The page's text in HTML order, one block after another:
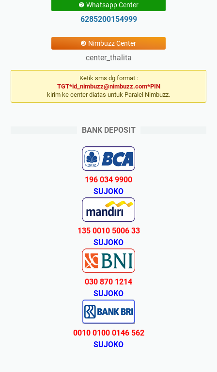
❷ Whatsapp Center
6285200154999
❸ Nimbuzz Center
center_thalita
Ketik sms dg format :
TGT*id_nimbuzz@nimbuzz.com*PIN
kirim ke center diatas untuk Paralel Nimbuzz.
BANK DEPOSIT
196 034 9900
SUJOKO
135 0010 5006 33
SUJOKO
030 870 1214
SUJOKO
0010 0100 0146 562
SUJOKO